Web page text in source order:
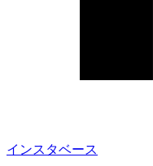
インスタベース